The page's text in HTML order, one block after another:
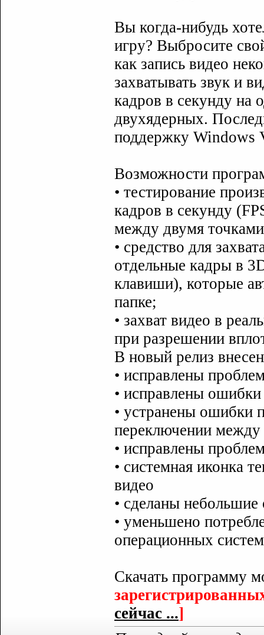
Вы когда-нибудь
игру? Выбросите
как запись видео
захватывать звук и
кадров в секунду на
двухядерных.
поддержку Windows
Возможности
• тестирование
кадров в секунду
между двумя
• средство для
отдельные кадры в
клавиши), которые
папке;
• захват видео в
при разрешении
В новый релиз
• исправлены
• исправлены
• устранены ошибки
переключении
• исправлены
• системная иконка
видео
• сделаны небольшие
• уменьшено
операционных
Скачать программу
сейчас ...]